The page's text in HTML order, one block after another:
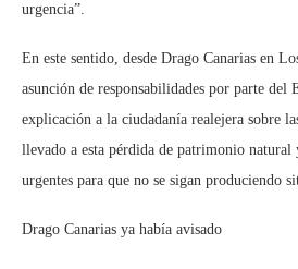
urgencia”.
En este sentido, desde Drago Canarias en
asunción de responsabilidades por parte del
explicación a la ciudadanía realejera sobre
llevado a esta pérdida de patrimonio natural
urgentes para que no se sigan produciendo
Drago Canarias ya había avisado